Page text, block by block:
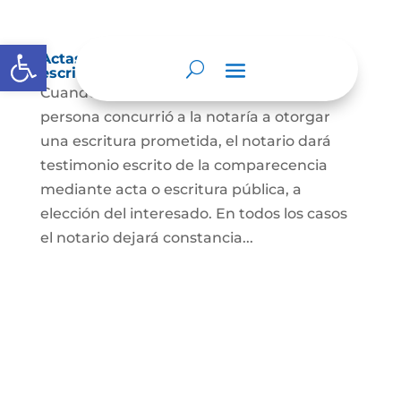
Abrir barra de herramientas
Actas de comparecencia para otorgar
escritura pública
Cuando se trate de comprobar que una
persona concurrió a la notaría a otorgar
una escritura prometida, el notario dará
testimonio escrito de la comparecencia
mediante acta o escritura pública, a
elección del interesado. En todos los casos
el notario dejará constancia...